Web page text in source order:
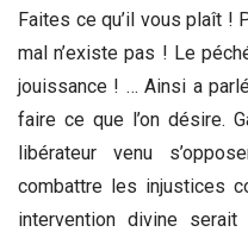
Faites ce qu’il vous plaît
mal n’existe pas ! Le
jouissance ! … Ainsi a
faire ce que l’on désire.
libérateur venu
combattre les injustices
intervention divine serait